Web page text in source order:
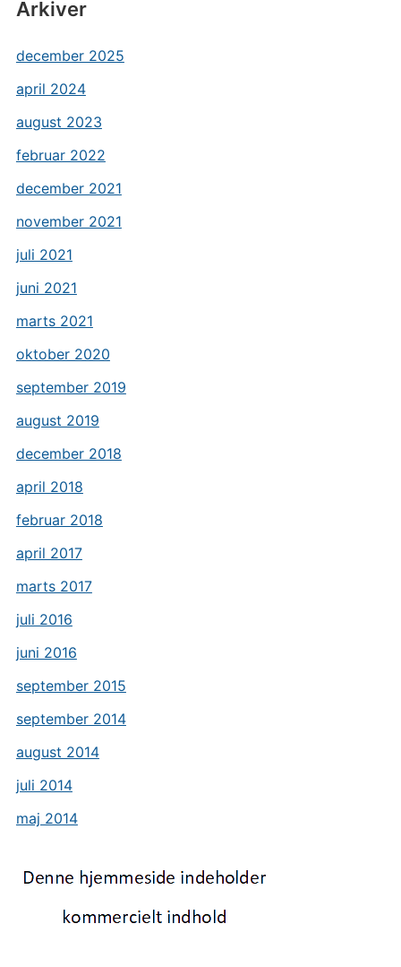
Arkiver
december 2025
april 2024
august 2023
februar 2022
december 2021
november 2021
juli 2021
juni 2021
marts 2021
oktober 2020
september 2019
august 2019
december 2018
april 2018
februar 2018
april 2017
marts 2017
juli 2016
juni 2016
september 2015
september 2014
august 2014
juli 2014
maj 2014